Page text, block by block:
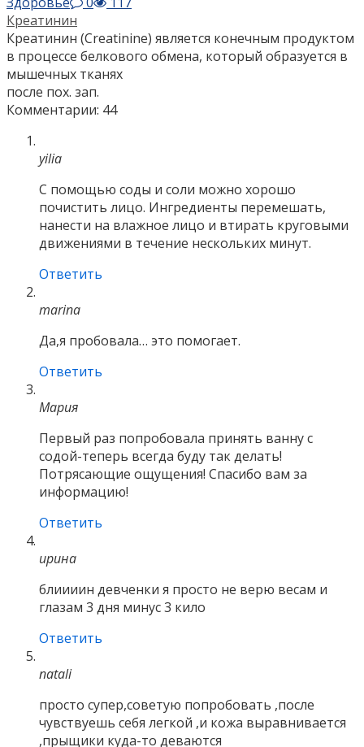
Креатинин
Креатинин (Creatinine) является конечным продуктом
в процессе белкового обмена, который образуется в
мышечных тканях
после пох. зап.
Комментарии: 44
yilia
С помощью соды и соли можно хорошо
почистить лицо. Ингредиенты перемешать,
нанести на влажное лицо и втирать круговыми
движениями в течение нескольких минут.
Ответить
marina
Да,я пробовала… это помогает.
Ответить
Мария
Первый раз попробовала принять ванну с
содой-теперь всегда буду так делать!
Потрясающие ощущения! Спасибо вам за
информацию!
Ответить
ирина
блиииин девченки я просто не верю весам и
глазам 3 дня минус 3 кило
Ответить
natali
просто супер,советую попробовать ,после
чувствуешь себя легкой ,и кожа выравнивается
,прыщики куда-то деваются